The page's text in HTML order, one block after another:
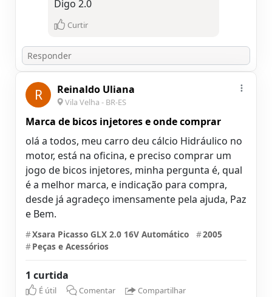
Digo 2.0
Curtir
R Reinaldo Uliana
Vila Velha - BR-ES
Marca de bicos injetores e onde comprar
olá a todos, meu carro deu cálcio Hidráulico no
motor, está na oficina, e preciso comprar um
jogo de bicos injetores, minha pergunta é, qual
é a melhor marca, e indicação para compra,
desde já agradeço imensamente pela ajuda, Paz
e Bem.
#Xsara Picasso GLX 2.0 16V Automático #2005
#Peças e Acessórios
1 curtida
É útil Comentar Compartilhar